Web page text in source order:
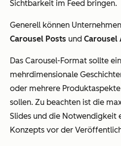
Sichtbarkeit im Feed bringen.
Generell können
Carousel Posts und Carousel
Das Carousel-Format sollte
mehrdimensionale
oder mehrere
sollen. Zu beachten ist die
Slides und die Notwendigkeit
Konzepts vor der